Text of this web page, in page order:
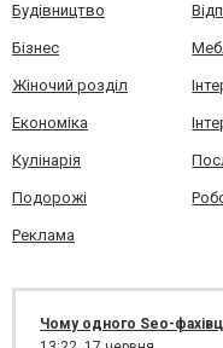
Будівництво
Бізнес
Жіночий розділ
Економіка
Кулінарія
Подорожі
Реклама
Чому одного Seo-